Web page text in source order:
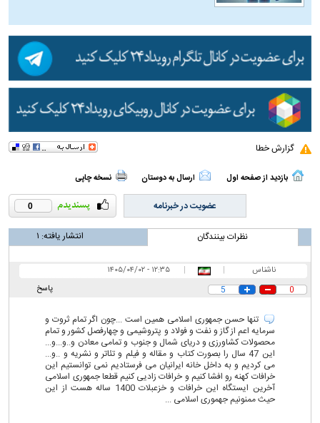
گزارش خطا
بازدید از صفحه اول ارسال به دوستان نسخه چاپی
0 عضویت در خبرنامه
نظرات بینندگان انتشار یافته: ۱
ناشناس |
|
۱۲:۳۵ - ۱۴۰۵/۰۴/۰۲
پاسخ
0
5
تنها حسن جمهوری اسلامی همین است ...چون اگر تمام ثروت و
سرمایه اعم از گاز و نفت و فولاد و پتروشیمی و چهارفصل کشور و تمام
محصولات کشاورزی و دریای شمال و جنوب و تمامی معادن و..و...و...
این 47 سال را بصورت کتاب و مقاله و فیلم و تئاتر و نشریه و ..و...
می کردیم و به داخل خانه ایرانیان می فرستادیم نمی توانستیم این
خرافات کهنه رو افشا کنیم و خرافات زادیی کنیم قطعا جمهوری اسلامی
آخرین ایستگاه این خرافات و خزعبلات 1400 ساله هست از این
حیث ممنونیم جهموری اسلامی ...